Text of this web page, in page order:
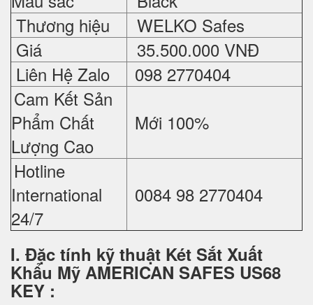
Thương hiệu
WELKO Safes
Giá
35.500.000 VNĐ
Liên Hệ Zalo
098 2770404
Cam Kết Sản
Phẩm Chất
Lượng Cao
Mới 100%
Hotline
International
24/7
0084 98 2770404
I. Đặc tính kỹ thuật Két Sắt Xuất
Khẩu Mỹ AMERICAN SAFES US68
KEY :